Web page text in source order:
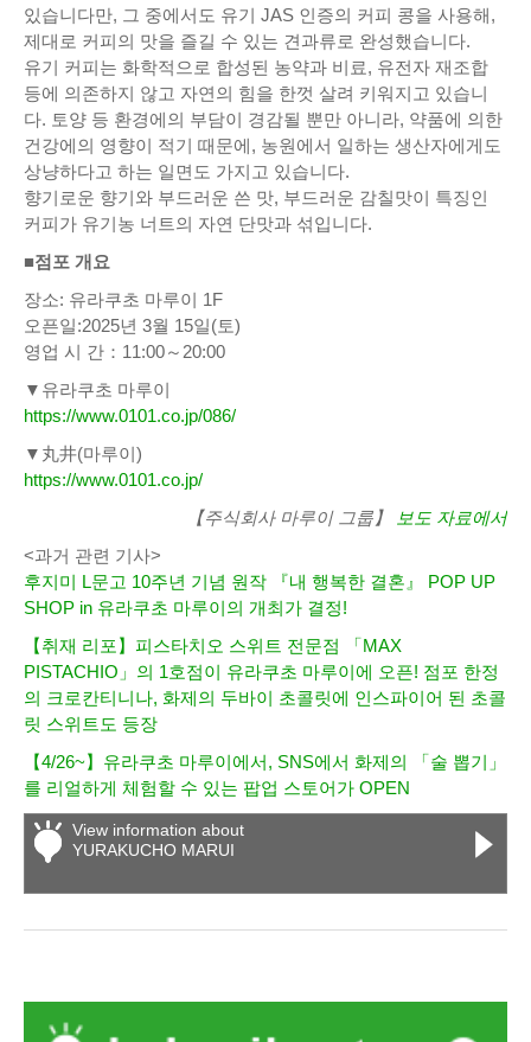
있습니다만, 그 중에서도 유기 JAS 인증의 커피 콩을 사용해,
제대로 커피의 맛을 즐길 수 있는 견과류로 완성했습니다.
유기 커피는 화학적으로 합성된 농약과 비료, 유전자 재조합
등에 의존하지 않고 자연의 힘을 한껏 살려 키워지고 있습니
다. 토양 등 환경에의 부담이 경감될 뿐만 아니라, 약품에 의한
건강에의 영향이 적기 때문에, 농원에서 일하는 생산자에게도
상냥하다고 하는 일면도 가지고 있습니다.
향기로운 향기와 부드러운 쓴 맛, 부드러운 감칠맛이 특징인
커피가 유기농 너트의 자연 단맛과 섞입니다.
■점포 개요
장소: 유라쿠초 마루이 1F
오픈일:2025년 3월 15일(토)
영업 시 간：11:00～20:00
▼유라쿠초 마루이
https://www.0101.co.jp/086/
▼丸井(마루이)
https://www.0101.co.jp/
【주식회사 마루이 그룹】
보도 자료에서
<과거 관련 기사>
후지미 L문고 10주년 기념 원작 『내 행복한 결혼』 POP UP
SHOP in 유라쿠초 마루이의 개최가 결정!
【취재 리포】피스타치오 스위트 전문점 「MAX
PISTACHIO」의 1호점이 유라쿠초 마루이에 오픈! 점포 한정
의 크로칸티니나, 화제의 두바이 초콜릿에 인스파이어 된 초콜
릿 스위트도 등장
【4/26~】유라쿠초 마루이에서, SNS에서 화제의 「술 뽑기」
를 리얼하게 체험할 수 있는 팝업 스토어가 OPEN
View information about
YURAKUCHO MARUI